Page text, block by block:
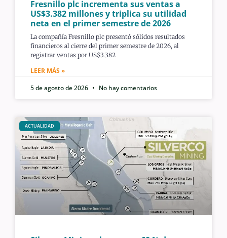
Fresnillo plc incrementa sus ventas a
US$3.382 millones y triplica su utilidad
neta en el primer semestre de 2026
La compañía Fresnillo plc presentó sólidos resultados
financieros al cierre del primer semestre de 2026, al
registrar ventas por US$3.382
LEER MÁS »
5 de agosto de 2026
No hay comentarios
ACTUALIDAD